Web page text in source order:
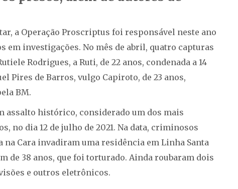
a Operação Proscriptus foi responsável neste ano
em investigações. No mês de abril, quatro capturas
Rodrigues, a Ruti, de 22 anos, condenada a 14
Pires de Barros, vulgo Capiroto, de 23 anos,
BM.
assalto histórico, considerado um dos mais
no dia 12 de julho de 2021. Na data, criminosos
Cara invadiram uma residência em Linha Santa
de 38 anos, que foi torturado. Ainda roubaram dois
e outros eletrônicos.